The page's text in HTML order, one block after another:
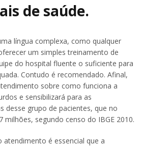
de saúde.
língua complexa, como qualquer
um simples treinamento de
do hospital fluente o suficiente para
Contudo é recomendado. Afinal,
sobre como funciona a
e sensibilizará para as
desse grupo de pacientes, que no
milhões, segundo censo do IBGE 2010.
é essencial que a